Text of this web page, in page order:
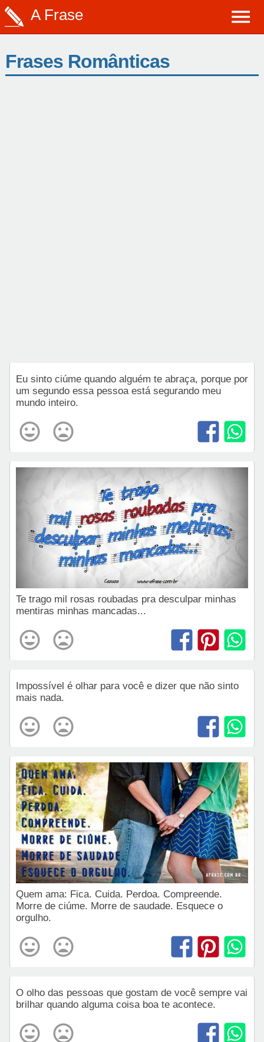
A Frase
Frases Românticas
Eu sinto ciúme quando alguém te abraça, porque por
um segundo essa pessoa está segurando meu
mundo inteiro.
Te trago mil rosas roubadas pra desculpar minhas
mentiras minhas mancadas...
Impossível é olhar para você e dizer que não sinto
mais nada.
Quem ama: Fica. Cuida. Perdoa. Compreende.
Morre de ciúme. Morre de saudade. Esquece o
orgulho.
O olho das pessoas que gostam de você sempre vai
brilhar quando alguma coisa boa te acontece.